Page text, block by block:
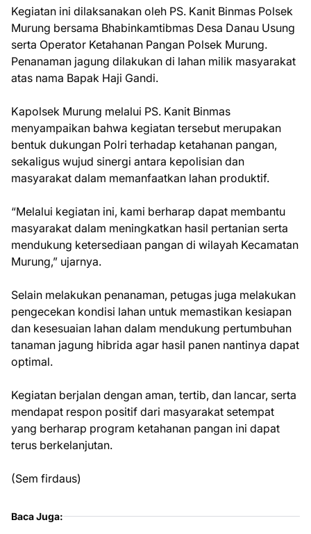
Kegiatan ini dilaksanakan oleh PS. Kanit Binmas Polsek
Murung bersama Bhabinkamtibmas Desa Danau Usung
serta Operator Ketahanan Pangan Polsek Murung.
Penanaman jagung dilakukan di lahan milik masyarakat
atas nama Bapak Haji Gandi.
Kapolsek Murung melalui PS. Kanit Binmas
menyampaikan bahwa kegiatan tersebut merupakan
bentuk dukungan Polri terhadap ketahanan pangan,
sekaligus wujud sinergi antara kepolisian dan
masyarakat dalam memanfaatkan lahan produktif.
“Melalui kegiatan ini, kami berharap dapat membantu
masyarakat dalam meningkatkan hasil pertanian serta
mendukung ketersediaan pangan di wilayah Kecamatan
Murung,” ujarnya.
Selain melakukan penanaman, petugas juga melakukan
pengecekan kondisi lahan untuk memastikan kesiapan
dan kesesuaian lahan dalam mendukung pertumbuhan
tanaman jagung hibrida agar hasil panen nantinya dapat
optimal.
Kegiatan berjalan dengan aman, tertib, dan lancar, serta
mendapat respon positif dari masyarakat setempat
yang berharap program ketahanan pangan ini dapat
terus berkelanjutan.
(Sem firdaus)
Baca Juga: